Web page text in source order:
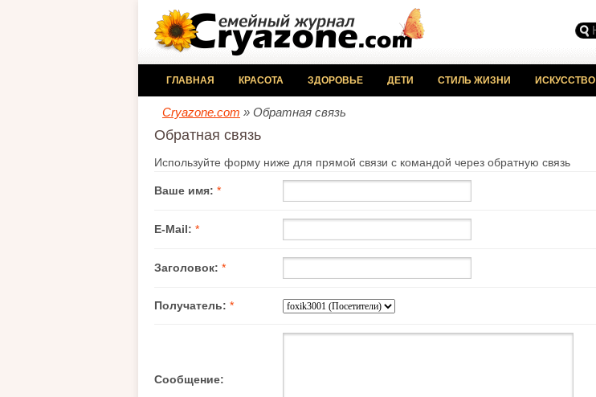
ГЛАВНАЯ КРАСОТА ЗДОРОВЬЕ ДЕТИ СТИЛЬ ЖИЗНИ ИСКУССТВО
Cryazone.com » Обратная связь
Обратная связь
Используйте форму ниже для прямой связи с командой через обратную связь
Ваше имя: *
E-Mail: *
Заголовок: *
Получатель: *
Сообщение: